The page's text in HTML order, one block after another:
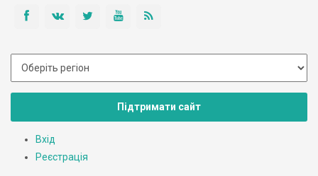
Підтримати сайт
Вхід
Реєстрація